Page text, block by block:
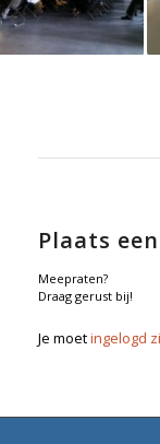
Plaats
Meepraten?
Draag gerust bij!
Je moetingelogd